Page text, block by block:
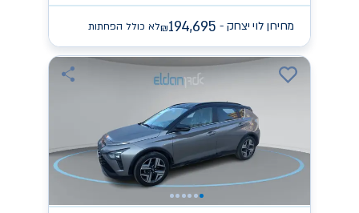
מחירון לוי יצחק - ₪194,695 לא כולל הפחתות